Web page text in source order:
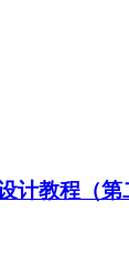
计教程（第